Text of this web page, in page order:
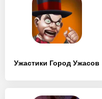
Ужастики Город Ужасов